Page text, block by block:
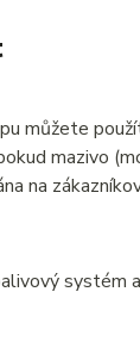
můžete
mazivo
na
systém